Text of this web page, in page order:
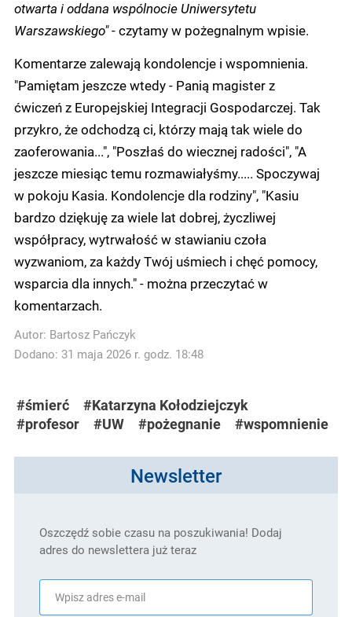
otwarta i oddana wspólnocie Uniwersytetu
Warszawskiego"- czytamy w pożegnalnym wpisie.
Komentarze zalewają kondolencje i wspomnienia.
"Pamiętam jeszcze wtedy - Panią magister z
ćwiczeń z Europejskiej Integracji Gospodarczej. Tak
przykro, że odchodzą ci, którzy mają tak wiele do
zaoferowania...", "Poszłaś do wiecznej radości", "A
jeszcze miesiąc temu rozmawiałyśmy..... Spoczywaj
w pokoju Kasia. Kondolencje dla rodziny", "Kasiu
bardzo dziękuję za wiele lat dobrej, życzliwej
współpracy, wytrwałość w stawianiu czoła
wyzwaniom, za każdy Twój uśmiech i chęć pomocy,
wsparcia dla innych." - można przeczytać w
komentarzach.
Autor: Bartosz Pańczyk
Dodano: 31 maja 2026 r. godz. 18:48
#śmierć
#Katarzyna Kołodziejczyk
#profesor
#UW #pożegnanie #wspomnienie
Newsletter
Oszczędź sobie czasu na poszukiwania! Dodaj
adres do newslettera już teraz